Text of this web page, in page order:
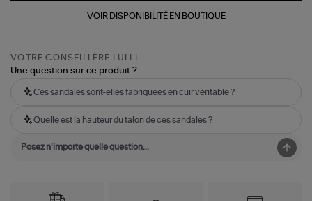
VOIR DISPONIBILITÉ EN BOUTIQUE
VOTRE CONSEILLÈRE LULLI
Une question sur ce produit ?
Ces sandales sont-elles fabriquées en cuir véritable ?
Quelle est la hauteur du talon de ces sandales ?